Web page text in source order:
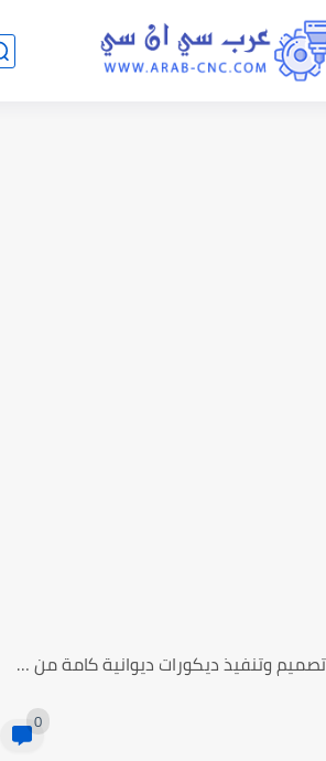
تصميم وتنفيذ ديكورات ديوانية كامة من حوائط وطاولات و ديكورات...